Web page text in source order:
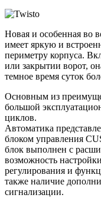
Новая и особенная во
имеет яркую и
периметру корпуса.
или закрытии ворот,
темное время суток
Основным из
большой
циклов.
Автоматика
блоком управления
блок выполнен с
возможность
регулирования и
также наличие
сигнализации.